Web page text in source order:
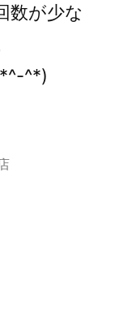
数が少な
^*)